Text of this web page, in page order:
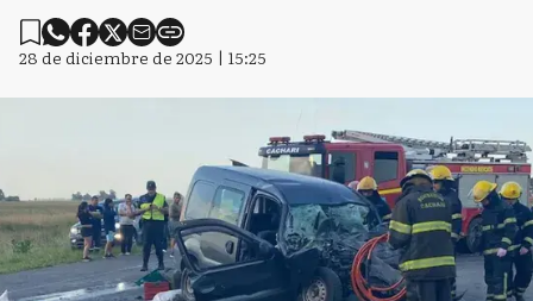
28 de diciembre de 2025 | 15:25